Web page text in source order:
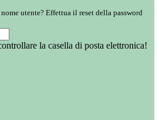
utente? Effettua il reset della password
la casella di posta elettronica!